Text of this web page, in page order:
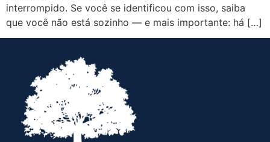
interrompido. Se você se identificou com isso, saiba
que você não está sozinho — e mais importante: há […]